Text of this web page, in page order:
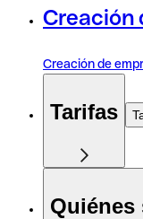
Creación
Creación de
Tarifas
Quiénes